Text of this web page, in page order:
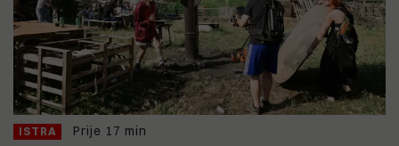
ISTRA Prije 17 min